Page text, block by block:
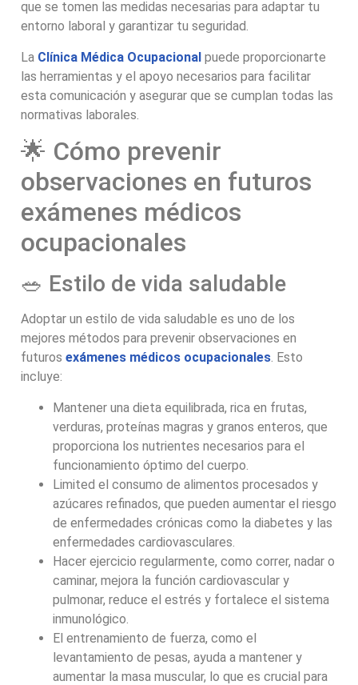
que se tomen las medidas necesarias para adaptar tu
entorno laboral y garantizar tu seguridad.
La Clínica Médica Ocupacional puede proporcionarte
las herramientas y el apoyo necesarios para facilitar
esta comunicación y asegurar que se cumplan todas las
normativas laborales.
🌟 Cómo prevenir
observaciones en futuros
exámenes médicos
ocupacionales
🥗 Estilo de vida saludable
Adoptar un estilo de vida saludable es uno de los
mejores métodos para prevenir observaciones en
futuros exámenes médicos ocupacionales. Esto
incluye:
Mantener una dieta equilibrada, rica en frutas,
verduras, proteínas magras y granos enteros, que
proporciona los nutrientes necesarios para el
funcionamiento óptimo del cuerpo.
Limited el consumo de alimentos procesados y
azúcares refinados, que pueden aumentar el riesgo
de enfermedades crónicas como la diabetes y las
enfermedades cardiovasculares.
Hacer ejercicio regularmente, como correr, nadar o
caminar, mejora la función cardiovascular y
pulmonar, reduce el estrés y fortalece el sistema
inmunológico.
El entrenamiento de fuerza, como el
levantamiento de pesas, ayuda a mantener y
aumentar la masa muscular, lo que es crucial para